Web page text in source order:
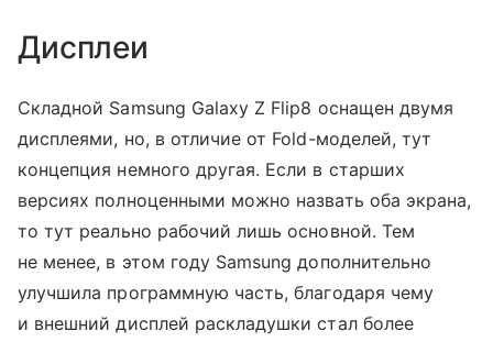
Дисплеи
Складной Samsung Galaxy Z Flip8 оснащен двумя
дисплеями, но, в отличие от Fold-моделей, тут
концепция немного другая. Если в старших
версиях полноценными можно назвать оба экрана,
то тут реально рабочий лишь основной. Тем
не менее, в этом году Samsung дополнительно
улучшила программную часть, благодаря чему
и внешний дисплей раскладушки стал более